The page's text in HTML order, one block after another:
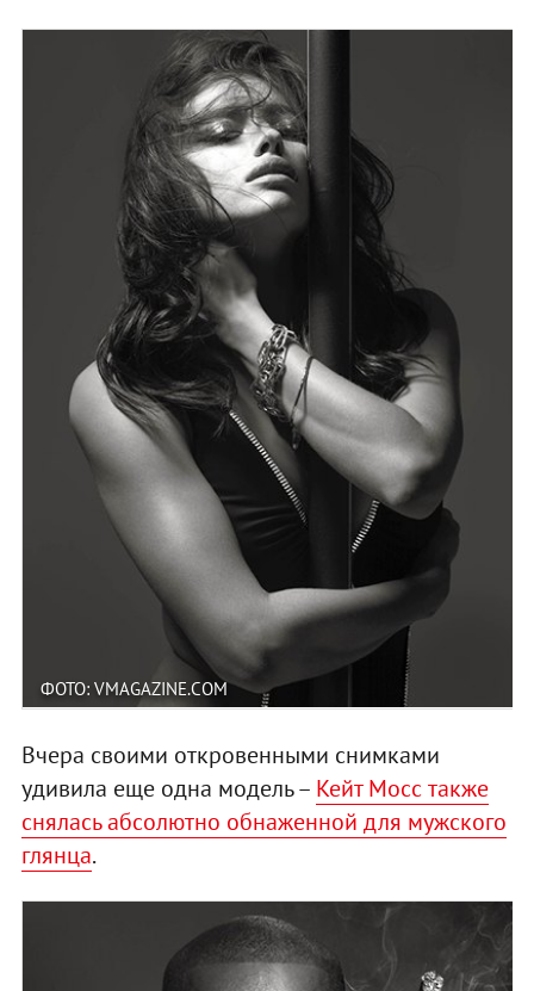
ФОТО: VMAGAZINE.COM
Вчера своими откровенными снимками
удивила еще одна модель – Кейт Мосс также
снялась абсолютно обнаженной для мужского
глянца.